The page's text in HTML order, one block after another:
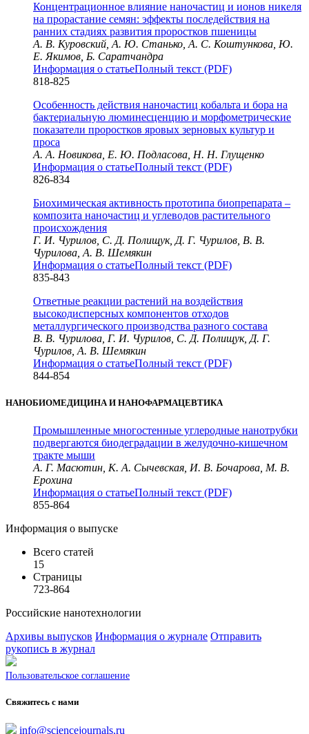
Концентрационное влияние наночастиц и ионов никеля
на прорастание семян: эффекты последействия на
ранних стадиях развития проростков пшеницы
А. В. Куровский, А. Ю. Станько, А. С. Коштункова, Ю.
Е. Якимов, Б. Саратчандра
Информация о статьеПолный текст (PDF)
818-825
Особенность действия наночастиц кобальта и бора на
бактериальную люминесценцию и морфометрические
показатели проростков яровых зерновых культур и
проса
А. А. Новикова, Е. Ю. Подласова, Н. Н. Глущенко
Информация о статьеПолный текст (PDF)
826-834
Биохимическая активность прототипа биопрепарата –
композита наночастиц и углеводов растительного
происхождения
Г. И. Чурилов, С. Д. Полищук, Д. Г. Чурилов, В. В.
Чурилова, А. В. Шемякин
Информация о статьеПолный текст (PDF)
835-843
Ответные реакции растений на воздействия
высокодисперсных компонентов отходов
металлургического производства разного состава
В. В. Чурилова, Г. И. Чурилов, С. Д. Полищук, Д. Г.
Чурилов, А. В. Шемякин
Информация о статьеПолный текст (PDF)
844-854
НАНОБИОМЕДИЦИНА И НАНОФАРМАЦЕВТИКА
Промышленные многостенные углеродные нанотрубки
подвергаются биодеградации в желудочно-кишечном
тракте мыши
А. Г. Масютин, К. А. Сычевская, И. В. Бочарова, М. В.
Ерохина
Информация о статьеПолный текст (PDF)
855-864
Информация о выпуске
Всего статей
15
Страницы
723-864
Российские нанотехнологии
Архивы выпусков Информация о журнале Отправить
рукопись в журнал
Пользовательское соглашение
Свяжитесь с нами
info@sciencejournals.ru